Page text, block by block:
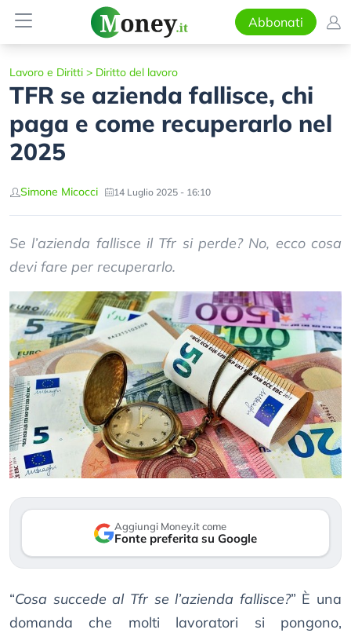
Abbonati
Lavoro e Diritti > Diritto del lavoro
TFR se azienda fallisce, chi
paga e come recuperarlo nel
2025
Simone Micocci 14 Luglio 2025 - 16:10
Se l’azienda fallisce il Tfr si perde? No, ecco cosa
devi fare per recuperarlo.
Aggiungi Money.it come
Fonte preferita su Google
“Cosa succede al Tfr se l’azienda fallisce?” È una
domanda che molti lavoratori si pongono,